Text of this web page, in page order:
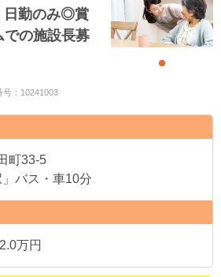
日勤のみ◎賞
での施設長募
号：10241003
町33-5
バス・車10分
万円